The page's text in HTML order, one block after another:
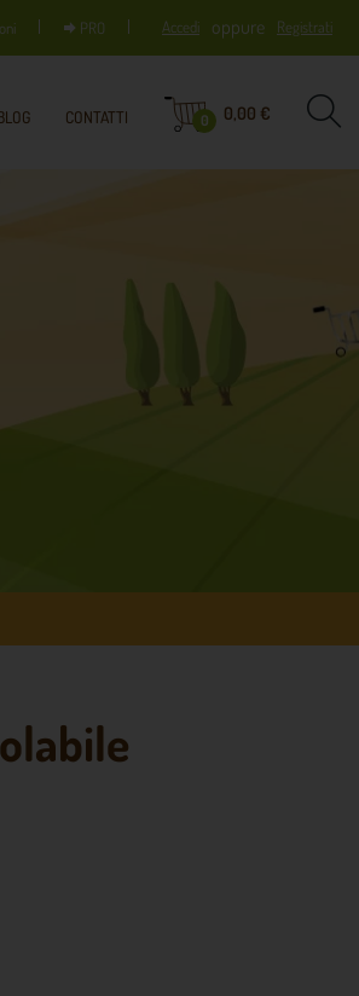
Accedi oppure Registrati
PRO
CONTATTI 0 0,00 €